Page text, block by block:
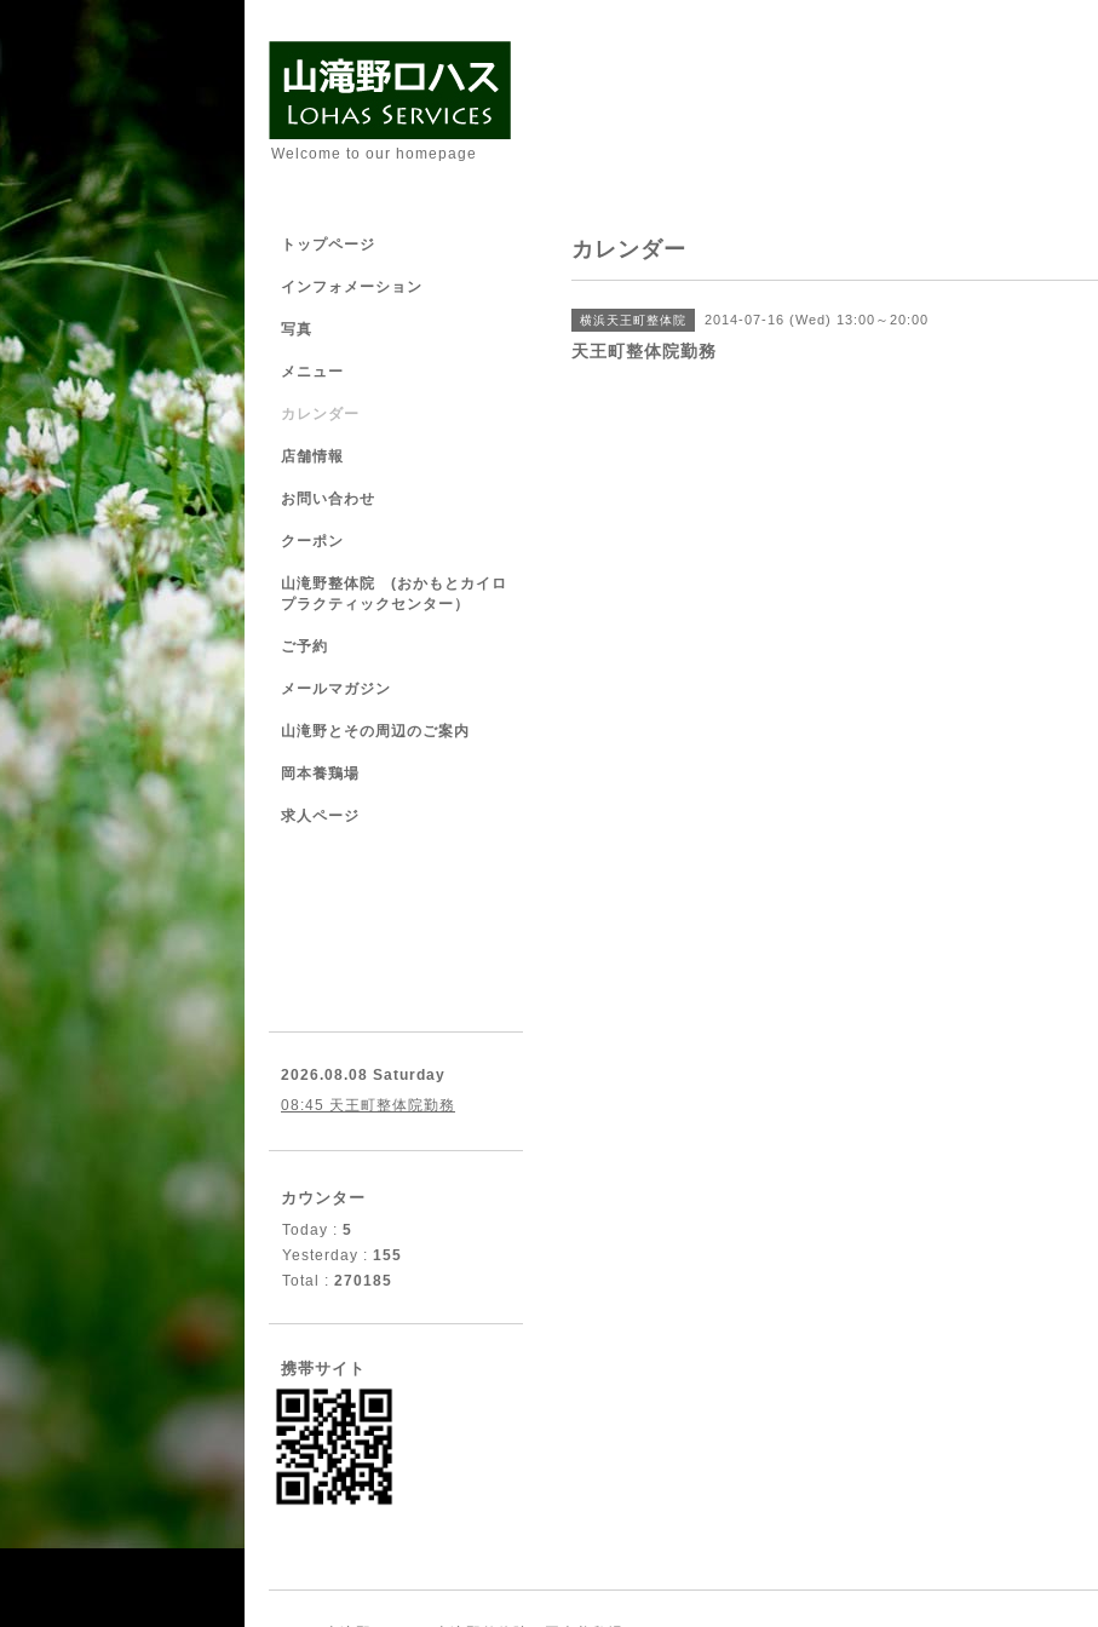
Welcome to our homepage
カレンダー
横浜天王町整体院 2014-07-16 (Wed) 13:00～20:00
天王町整体院勤務
トップページ
インフォメーション
写真
メニュー
カレンダー
店舗情報
お問い合わせ
クーポン
山滝野整体院 (おかもとカイロ
プラクティックセンター）
ご予約
メールマガジン
山滝野とその周辺のご案内
岡本養鶏場
求人ページ
2026.08.08 Saturday
08:45 天王町整体院勤務
カウンター
Today : 5
Yesterday : 155
Total : 270185
携帯サイト